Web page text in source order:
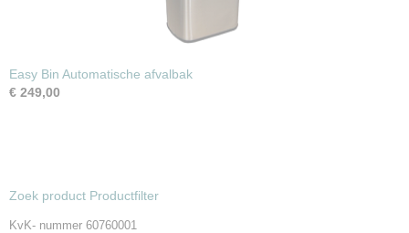
Easy Bin Automatische afvalbak
€ 249,00
Zoek product Productfilter
KvK- nummer 60760001